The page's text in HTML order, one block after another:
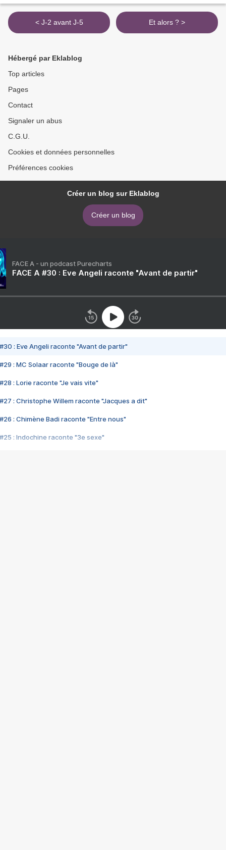
< J-2 avant J-5 Et alors ? >
Hébergé par Eklablog
Top articles
Pages
Contact
Signaler un abus
C.G.U.
Cookies et données personnelles
Préférences cookies
Créer un blog sur Eklablog
Créer un blog
FACE A - un podcast Purecharts
FACE A #30 : Eve Angeli raconte "Avant de partir"
#30 : Eve Angeli raconte "Avant de partir"
#29 : MC Solaar raconte "Bouge de là"
#28 : Lorie raconte "Je vais vite"
#27 : Christophe Willem raconte "Jacques a dit"
#26 : Chimène Badi raconte "Entre nous"
#25 : Indochine raconte "3e sexe"